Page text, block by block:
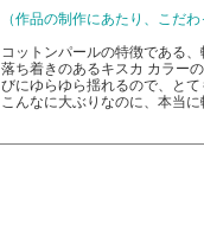
（作品の制作にあたり、こだ
コットンパールの特徴である
落ち着きのあるキスカ カラー
びにゆらゆら揺れるので、と
こんなに大ぶりなのに、本当